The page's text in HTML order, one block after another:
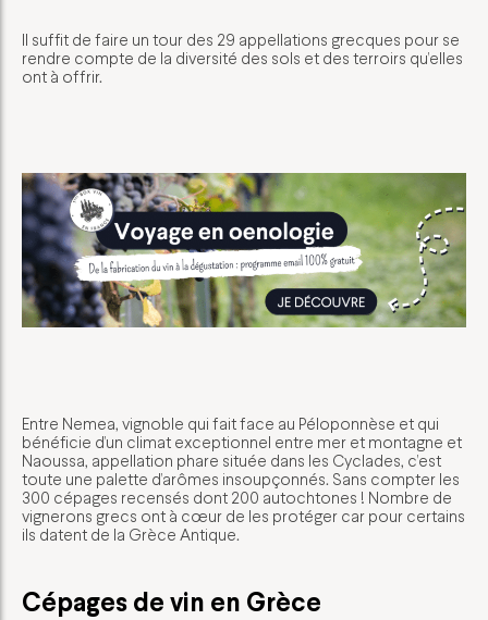
Il suffit de faire un tour des 29 appellations grecques pour se
rendre compte de la diversité des sols et des terroirs qu’elles
ont à offrir.
Entre Nemea, vignoble qui fait face au Péloponnèse et qui
bénéficie d’un climat exceptionnel entre mer et montagne et
Naoussa, appellation phare située dans les Cyclades, c’est
toute une palette d’arômes insoupçonnés. Sans compter les
300 cépages recensés dont 200 autochtones ! Nombre de
vignerons grecs ont à cœur de les protéger car pour certains
ils datent de la Grèce Antique.
Cépages de vin en Grèce